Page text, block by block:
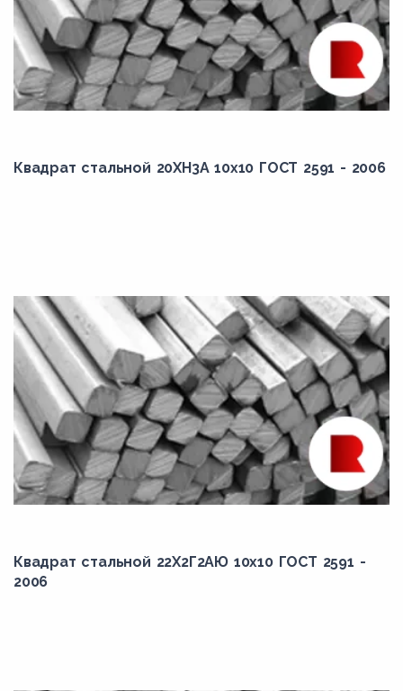
Квадрат стальной 20ХН3А 10x10 ГОСТ 2591 - 2006
Квадрат стальной 22Х2Г2АЮ 10x10 ГОСТ 2591 -
2006